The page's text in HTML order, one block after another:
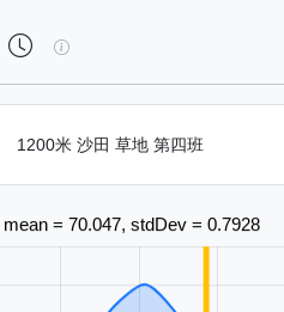
走位變化趨勢，分
精益飛駒（L386）